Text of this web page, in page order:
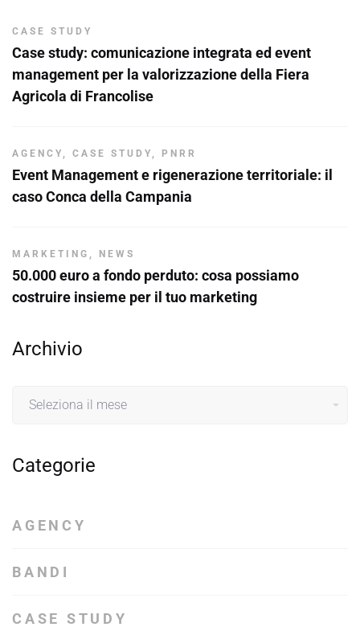
CASE STUDY
Case study: comunicazione integrata ed event
management per la valorizzazione della Fiera
Agricola di Francolise
AGENCY , CASE STUDY , PNRR
Event Management e rigenerazione territoriale: il
caso Conca della Campania
MARKETING , NEWS
50.000 euro a fondo perduto: cosa possiamo
costruire insieme per il tuo marketing
Archivio
Categorie
AGENCY
BANDI
CASE STUDY